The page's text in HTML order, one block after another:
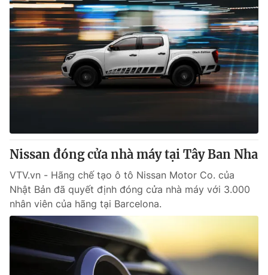
Nissan đóng cửa nhà máy tại Tây Ban Nha
VTV.vn - Hãng chế tạo ô tô Nissan Motor Co. của
Nhật Bản đã quyết định đóng cửa nhà máy với 3.000
nhân viên của hãng tại Barcelona.